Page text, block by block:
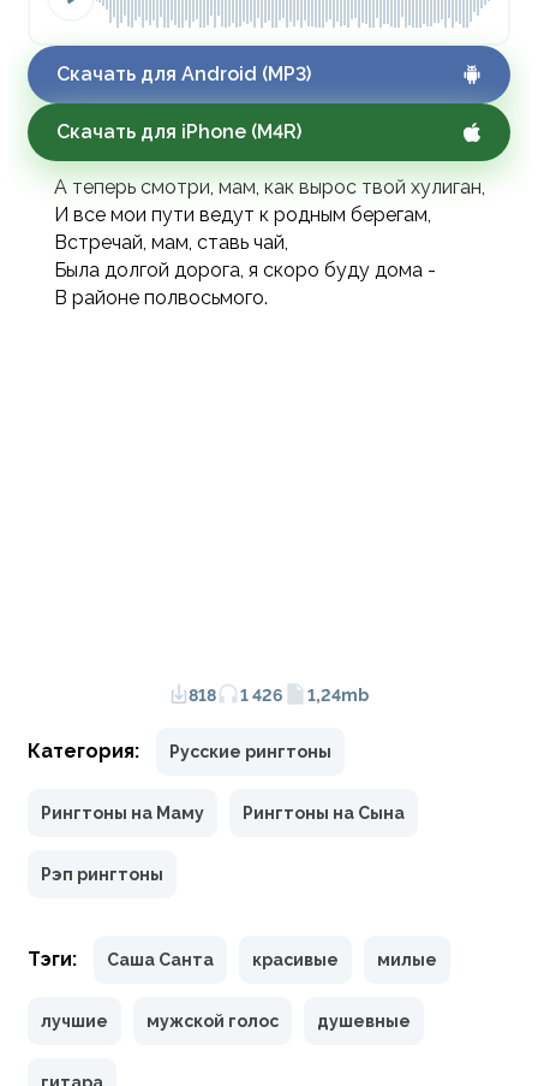
Скачать для Android (MP3)
Скачать для iPhone (M4R)
А теперь смотри, мам, как вырос твой хулиган,
И все мои пути ведут к родным берегам,
Встречай, мам, ставь чай,
Была долгой дорога, я скоро буду дома -
В районе полвосьмого.
818 1 426 1,24mb
Категория: Русские рингтоны
Рингтоны на Маму Рингтоны на Сына
Рэп рингтоны
Тэги: Саша Санта красивые милые
лучшие мужской голос душевные